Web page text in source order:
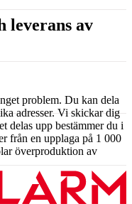
leverans av
problem. Du kan dela
adresser. Vi skickar dig
delas upp bestämmer du i
från en upplaga på 1 000
överproduktion av